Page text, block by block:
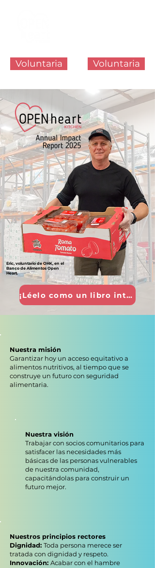
Voluntaria Voluntaria
Eric, voluntario de OHK, en el
Banco de Alimentos Open
Heart.
¡Léelo como un libro interactivo!
Nuestra misión
Garantizar hoy un acceso equitativo a
alimentos nutritivos, al tiempo que se
construye un futuro con seguridad
alimentaria.
Nuestra visión
Trabajar con socios comunitarios para
satisfacer las necesidades más
básicas de las personas vulnerables
de nuestra comunidad,
capacitándolas para construir un
futuro mejor.
Nuestros principios rectores
Dignidad: Toda persona merece ser
tratada con dignidad y respeto.
Innovación: Acabar con el hambre